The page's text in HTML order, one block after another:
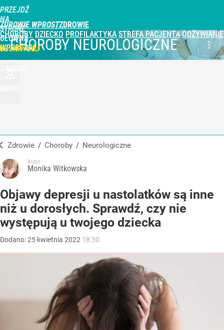
PRZEJDŹ
NA
STRONĘ
GŁÓWNĄ
WPROST.PL
ZDROWIE WPROST
CHOROBY DZIECKO PROFILAKTYKA STREFA PACJENTA ODŻYWIANIE
CHOROBY NEUROLOGICZNE
Zdrowie / Choroby / neurologiczne
Autor:
Monika Witkowska
Objawy depresji u nastolatków są inne
niż u dorosłych. Sprawdź, czy nie
występują u twojego dziecka
Dodano:25 kwietnia 2022 18:30